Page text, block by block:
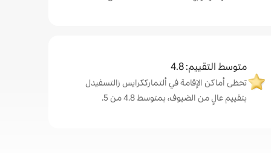
متوسط التقييم: 4.8
تحظى أماكن الإقامة في ألتمارككرايس زالتسفيدل
بتقييم عالٍ من الضيوف، بمتوسط 4.8 من 5.